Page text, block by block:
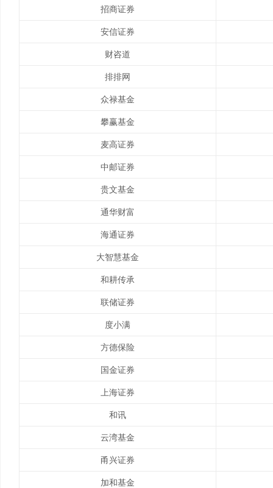
招商证券
安信证券
财咨道
排排网
众禄基金
攀赢基金
麦高证券
中邮证券
贵文基金
通华财富
海通证券
大智慧基金
和耕传承
联储证券
度小满
方德保险
国金证券
上海证券
和讯
云湾基金
甬兴证券
加和基金